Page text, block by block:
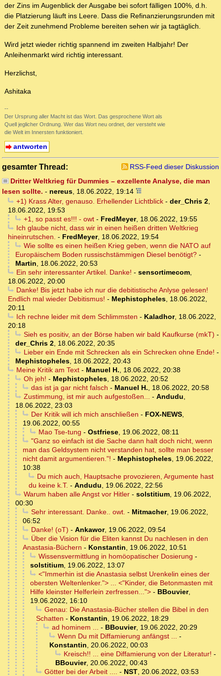
der Zins im Augenblick der Ausgabe bei sofort fälligen 100%, d.h.
die Platzierung läuft ins Leere. Dass die Refinanzierungsrunden mit
der Zeit zunehmend Probleme bereiten sehen wir ja tagtäglich.
Wird jetzt wieder richtig spannend im zweiten Halbjahr! Der
Anleihenmarkt wird richtig interessant.
Herzlichst,
Ashitaka
--
Der Ursprung aller Macht ist das Wort. Das gesprochene Wort als
Quell jeglicher Ordnung. Wer das Wort neu ordnet, der versteht wie
die Welt im Innersten funktioniert.
antworten
gesamter Thread:
RSS-Feed dieser Diskussion
Dritter Weltkrieg für Dummies – exzellente Analyse, die man
lesen sollte. - nereus, 18.06.2022, 19:14
+1) Krass Alter, genauso. Erhellender Lichtblick- der_Chris 2,
18.06.2022, 19:53
+1, so passt es!!! - owt- FredMeyer, 18.06.2022, 19:55
Ich glaube nicht, dass wir in einen heißen dritten Weltkrieg
hineinrutschen. - FredMeyer, 18.06.2022, 19:54
Wie sollte es einen heißen Krieg geben, wenn die NATO auf
Europäischem Boden russischstämmigen Diesel benötigt? -
Martin, 18.06.2022, 20:53
Ein sehr interessanter Artikel. Danke! - sensortimecom,
18.06.2022, 20:00
Danke! Bis jetzt habe ich nur die debitistische Anlyse gelesen!
Endlich mal wieder Debitismus! - Mephistopheles, 18.06.2022,
20:11
Ich rechne leider mit dem Schlimmsten - Kaladhor, 18.06.2022,
20:18
Sieh es positiv, an der Börse haben wir bald Kaufkurse (mkT) -
der_Chris 2, 18.06.2022, 20:35
Lieber ein Ende mit Schrecken als ein Schrecken ohne Ende! -
Mephistopheles, 18.06.2022, 20:43
Meine Kritik am Text- Manuel H., 18.06.2022, 20:38
Oh jeh! - Mephistopheles, 18.06.2022, 20:52
das ist ja gar nicht falsch - Manuel H., 18.06.2022, 20:58
Zustimmung, ist mir auch aufgestoßen... - Andudu,
18.06.2022, 23:03
Der Kritik will ich mich anschließen - FOX-NEWS,
19.06.2022, 00:55
Mao Tse-tung - Ostfriese, 19.06.2022, 08:11
"Ganz so einfach ist die Sache dann halt doch nicht, wenn
man das Geldsystem nicht verstanden hat, sollte man besser
nicht damit argumentieren."! - Mephistopheles, 19.06.2022,
10:38
Du mich auch, Hauptsache provozieren, Argumente hast
du keine k.T. - Andudu, 19.06.2022, 22:56
Warum haben alle Angst vor Hitler- solstitium, 19.06.2022,
00:30
Sehr interessant. Danke.. owt. - Mitmacher, 19.06.2022,
06:52
Danke! (oT) - Ankawor, 19.06.2022, 09:54
Über die Vision für die Eliten kannst Du nachlesen in den
Anastasia-Büchern - Konstantin, 19.06.2022, 10:51
Wissensvermittlung in homöopatischer Dosierung -
solstitium, 19.06.2022, 13:07
<"Immerhin ist die Anastasia selbst Urenkelin eines der
obersten Weltenlenker."> ... <"Kinder, die Betonmasten mit
Hilfe kleinster Helferlein zerfressen..."> - BBouvier,
19.06.2022, 16:10
Genau: Die Anastasia-Bücher stellen die Bibel in den
Schatten - Konstantin, 19.06.2022, 18:29
ad hominem ... - BBouvier, 19.06.2022, 20:29
Wenn Du mit Diffamierung anfängst ... -
Konstantin, 20.06.2022, 00:03
Kreisch!! ... eine Diffamierung von der Literatur! -
BBouvier, 20.06.2022, 00:43
Götter bei der Arbeit .... - NST, 20.06.2022, 03:53